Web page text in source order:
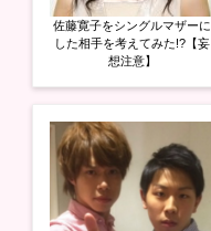
佐藤寛子をシングルマザーに
した相手を考えてみた!?【妄
想注意】